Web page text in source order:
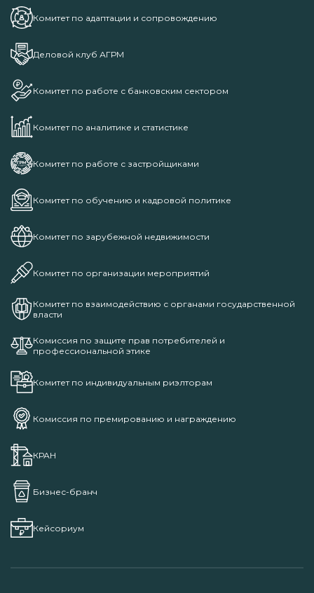
Комитет по адаптации и сопровождению
Деловой клуб АГРМ
Комитет по работе с банковским сектором
Комитет по аналитике и статистике
Комитет по работе с застройщиками
Комитет по обучению и кадровой политике
Комитет по зарубежной недвижимости
Комитет по организации мероприятий
Комитет по взаимодействию с органами государственной
власти
Комиссия по защите прав потребителей и
профессиональной этике
Комитет по индивидуальным риэлторам
Комиссия по премированию и награждению
КРАН
Бизнес-бранч
Кейсориум